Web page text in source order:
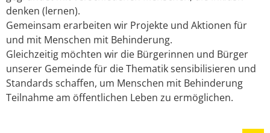
denken (lernen).
Gemeinsam erarbeiten wir Projekte und Aktionen für
und mit Menschen mit Behinderung.
Gleichzeitig möchten wir die Bürgerinnen und Bürger
unserer Gemeinde für die Thematik sensibilisieren und
Standards schaffen, um Menschen mit Behinderung
Teilnahme am öffentlichen Leben zu ermöglichen.